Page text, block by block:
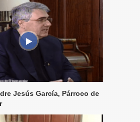
Jesús García, Párroco de